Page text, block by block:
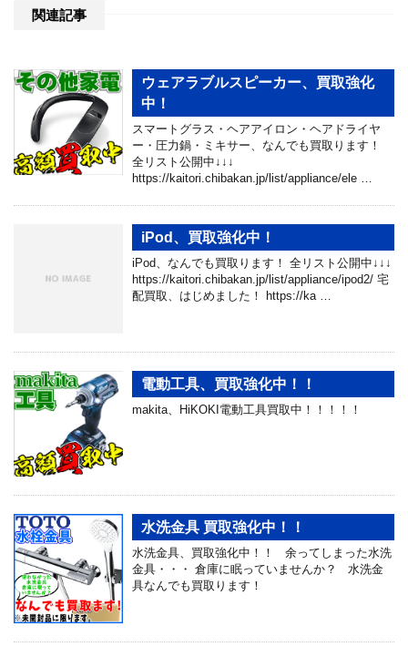
関連記事
ウェアラブルスピーカー、買取強化
中！
スマートグラス・ヘアアイロン・ヘアドライヤ
ー・圧力鍋・ミキサー、なんでも買取ります！
全リスト公開中↓↓↓
https://kaitori.chibakan.jp/list/appliance/ele …
iPod、買取強化中！
iPod、なんでも買取ります！ 全リスト公開中↓↓↓
https://kaitori.chibakan.jp/list/appliance/ipod2/ 宅
配買取、はじめました！ https://ka …
電動工具、買取強化中！！
makita、HiKOKI電動工具買取中！！！！！
水洗金具 買取強化中！！
水洗金具、買取強化中！！ 余ってしまった水洗
金具・・・ 倉庫に眠っていませんか？ 水洗金
具なんでも買取ります！